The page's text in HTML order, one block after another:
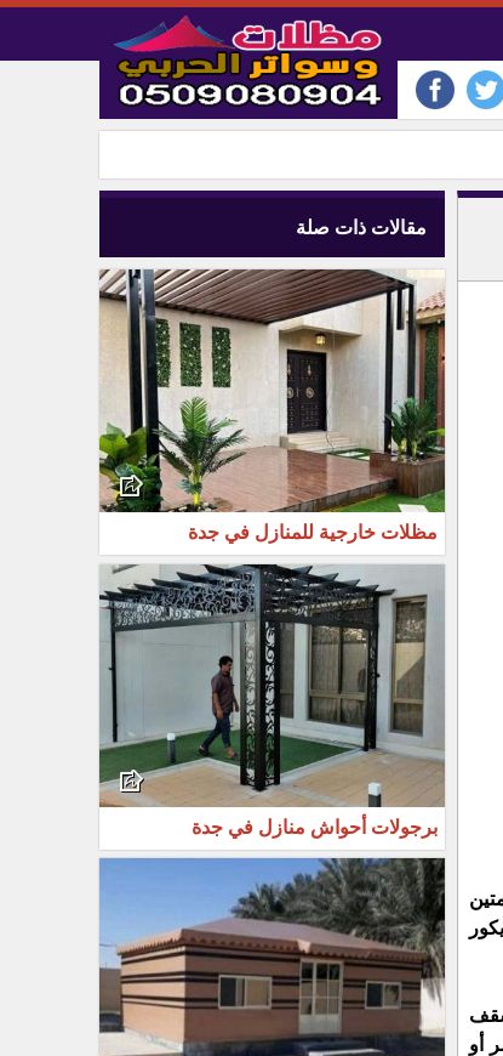
أو
مقالات ذات صلة
مظلات خارجية للمنازل في جدة
برجولات أحواش منازل في جدة